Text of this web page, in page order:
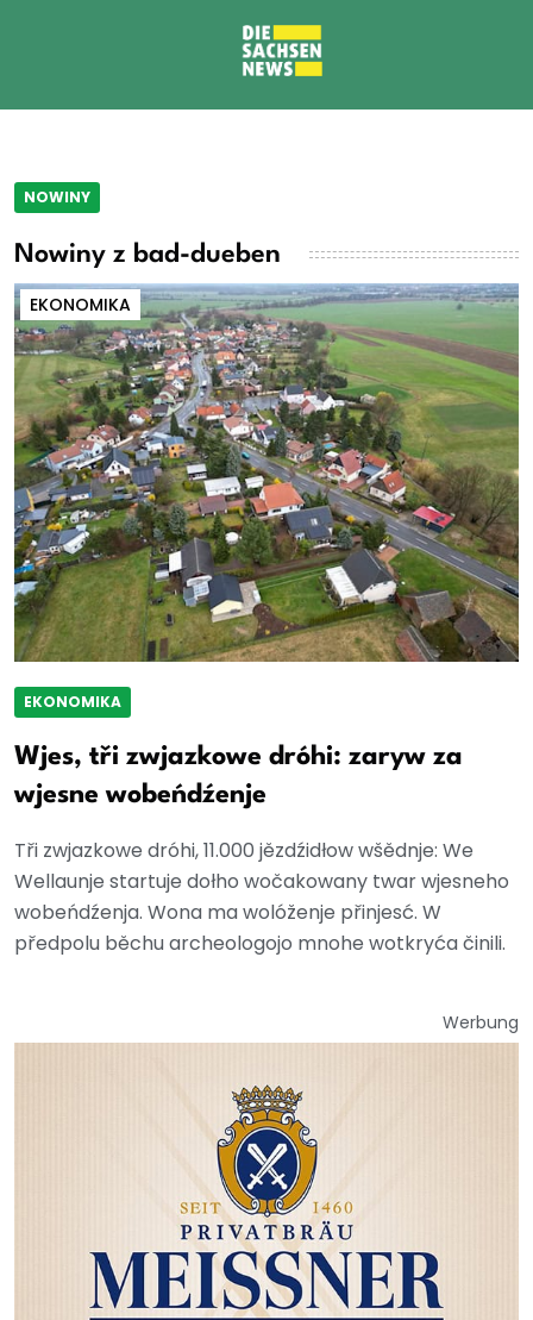
NOWINY
Nowiny z bad-dueben
EKONOMIKA
EKONOMIKA
Wjes, tři zwjazkowe dróhi: zaryw za
wjesne wobeńdźenje
Tři zwjazkowe dróhi, 11.000 jězdźidłow wšědnje: We
Wellaunje startuje dołho wočakowany twar wjesneho
wobeńdźenja. Wona ma wolóženje přinjesć. W
předpolu běchu archeologojo mnohe wotkryća činili.
Werbung